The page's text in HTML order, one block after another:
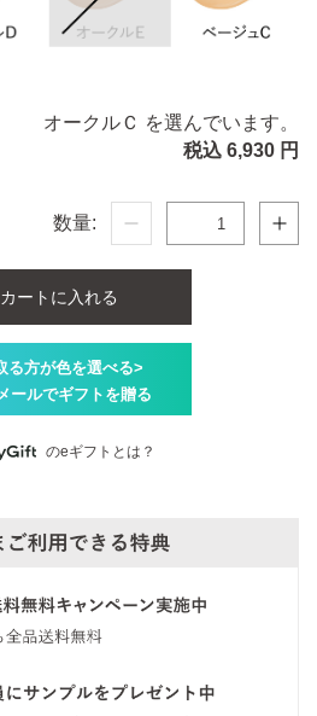
オークルＣ を選んでいます。
税込 6,930 円
数量:
カートに入れる
のeギフトとは？